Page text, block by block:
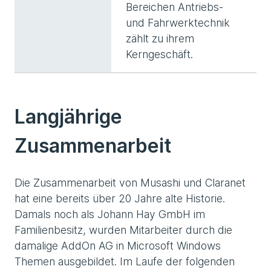
Bereichen Antriebs-
und Fahrwerktechnik
zählt zu ihrem
Kerngeschäft.
Langjährige
Zusammenarbeit
Die Zusammenarbeit von Musashi und Claranet
hat eine bereits über 20 Jahre alte Historie.
Damals noch als Johann Hay GmbH im
Familienbesitz, wurden Mitarbeiter durch die
damalige AddOn AG in Microsoft Windows
Themen ausgebildet. Im Laufe der folgenden